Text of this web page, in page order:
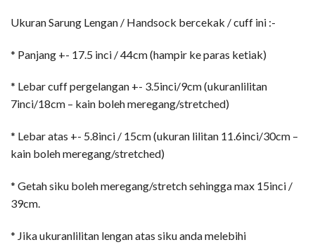
Ukuran Sarung Lengan / Handsock bercekak / cuff ini :-
* Panjang +- 17.5 inci / 44cm (hampir ke paras ketiak)
* Lebar cuff pergelangan +- 3.5inci/9cm (ukuranlilitan
7inci/18cm – kain boleh meregang/stretched)
* Lebar atas +- 5.8inci / 15cm (ukuran lilitan 11.6inci/30cm –
kain boleh meregang/stretched)
* Getah siku boleh meregang/stretch sehingga max 15inci /
39cm.
* Jika ukuranlilitan lengan atas siku anda melebihi